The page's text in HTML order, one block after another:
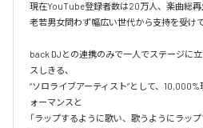
現在YouTube登録者数は20万人、楽曲総再
老若男女問わず幅広い世代から支持を受け
back DJとの連携のみで一人でステージに
スしきる、
“ソロライブアーティスト”として、
ォーマンスと
「ラップするように歌い、歌うようにラッ